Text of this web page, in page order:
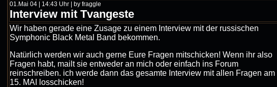
01.Mai 04 | 14:43 Uhr | by fraggle
Interview mit Tvangeste
Wir haben gerade eine Zusage zu einem Interview mit der russischen
Symphonic Black Metal Band bekommen.
Natürlich werden wir auch gerne Eure Fragen mitschicken! Wenn ihr also
Fragen habt, mailt sie entweder an mich oder einfach ins Forum
reinschreiben. ich werde dann das gesamte Interview mit allen Fragen am
15. MAI losschicken!